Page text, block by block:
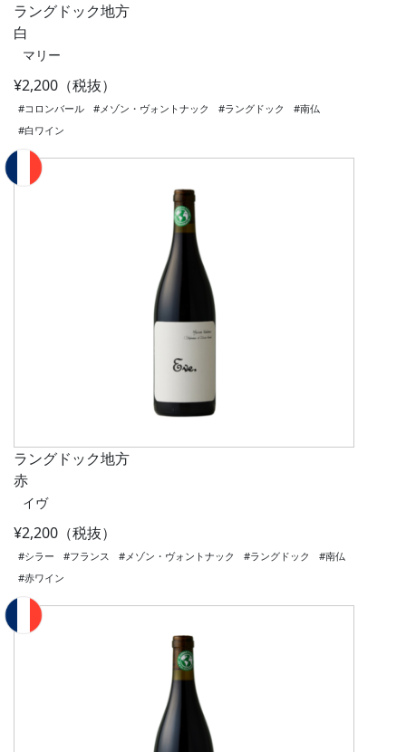
ラングドック地方
白
マリー
¥2,200（税抜）
#コロンバール #メゾン・ヴォントナック #ラングドック
#南仏
#白ワイン
ラングドック地方
赤
イヴ
¥2,200（税抜）
#シラー #フランス #メゾン・ヴォントナック #ラングドック
#南仏
#赤ワイン